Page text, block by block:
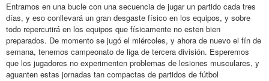
Entramos en una bucle con una secuencia de jugar un partido cada tres
días, y eso conllevará un gran desgaste físico en los equipos, y sobre
todo repercutirá en los equipos que físicamente no esten bien
preparados. De momento se jugó el miércoles, y ahora de nuevo el fín de
semana, tenemos campeonato de liga de tercera división. Esperemos
que los jugadores no experimenten problemas de lesiones musculares, y
aguanten estas jornadas tan compactas de partidos de fútbol